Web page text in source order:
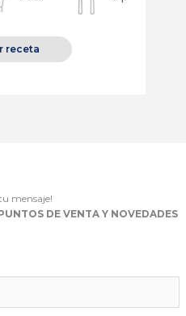
receta
mensaje!
DE VENTA Y NOVEDADES